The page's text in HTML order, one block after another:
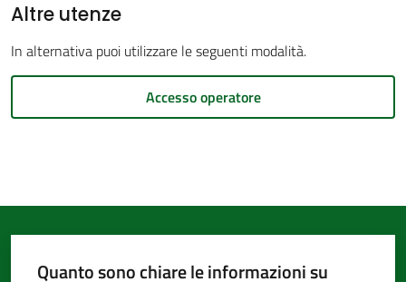
Amministrazione
Trasparente
gli
Altre utenze
In alternativa puoi utilizzare le seguenti modalità.
Accesso operatore
Quanto sono chiare le informazioni su